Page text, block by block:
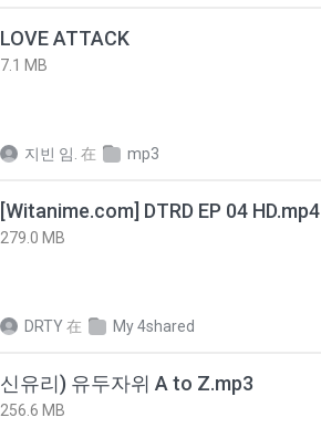
LOVE ATTACK
7.1 MB
지빈 임. 在 mp3
[Witanime.com] DTRD EP 04 HD.mp4
279.0 MB
DRTY在 My 4shared
신유리) 유두자위 A to Z.mp3
256.6 MB